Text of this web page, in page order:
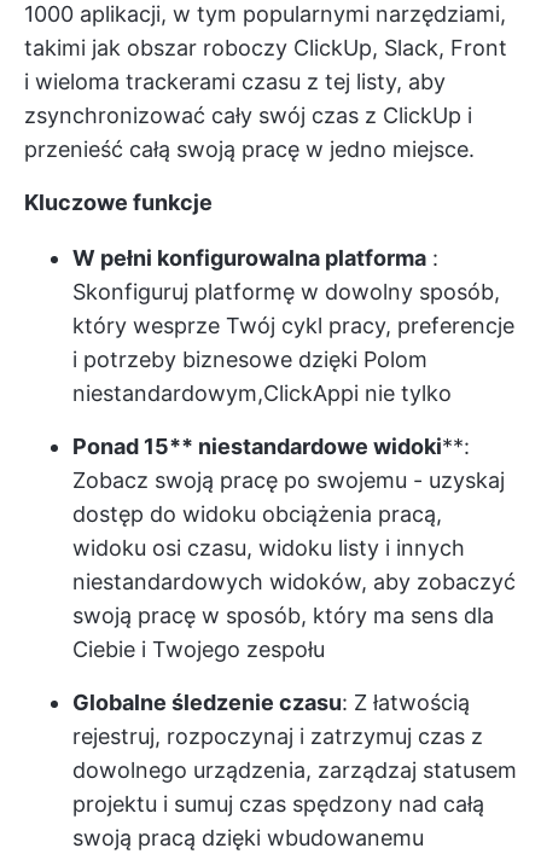
1000 aplikacji, w tym popularnymi narzędziami,
takimi jak obszar roboczy ClickUp, Slack, Front
i wieloma trackerami czasu z tej listy, aby
zsynchronizować cały swój czas z ClickUp i
przenieść całą swoją pracę w jedno miejsce.
Kluczowe funkcje
W pełni konfigurowalna platforma :
Skonfiguruj platformę w dowolny sposób,
który wesprze Twój cykl pracy, preferencje
i potrzeby biznesowe dzięki Polom
niestandardowym,ClickAppi nie tylko
Ponad 15** niestandardowe widoki**:
Zobacz swoją pracę po swojemu - uzyskaj
dostęp do widoku obciążenia pracą,
widoku osi czasu, widoku listy i innych
niestandardowych widoków, aby zobaczyć
swoją pracę w sposób, który ma sens dla
Ciebie i Twojego zespołu
Globalne śledzenie czasu: Z łatwością
rejestruj, rozpoczynaj i zatrzymuj czas z
dowolnego urządzenia, zarządzaj statusem
projektu i sumuj czas spędzony nad całą
swoją pracą dzięki wbudowanemu